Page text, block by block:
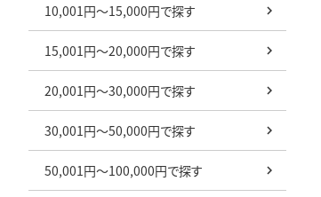
10,001円～15,000円で探す
15,001円～20,000円で探す
20,001円～30,000円で探す
30,001円～50,000円で探す
50,001円～100,000円で探す